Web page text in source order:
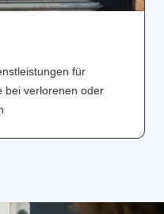
für
bei verlorenen oder